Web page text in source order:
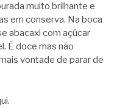
muito brilhante e
em conserva. Na boca
abacaxi com açúcar
É doce mas não
vontade de parar de